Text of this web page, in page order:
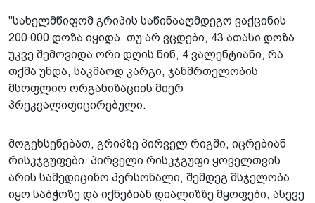
"სახელმწიფომ გრიპის საწინააღმდეგო ვაქცინის
200 000 დოზა იყიდა. თუ არ ვცდები, 43 ათასი დოზა
უკვე შემოვიდა ორი დღის წინ, 4 ვალენტიანი, რა
თქმა უნდა, საკმაოდ კარგი, ჯანმრთელობის
მსოფლიო ორგანიზაციის მიერ
პრეკვალიფიცირებული.
მოგეხსენებათ, გრიპზე პირველ რიგში, იცრებიან
რისკჯგუფები. პირველი რისკჯგუფი ყოველთვის
არის სამედიცინო პერსონალი, შემდეგ მსჯელობა
იყო საბჭოზე და იქნებიან დიალიზზე მყოფები, ასევე